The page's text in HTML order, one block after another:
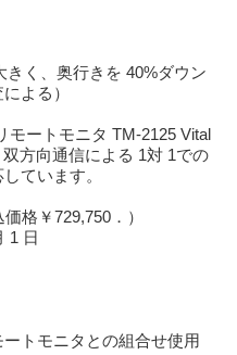
く、奥行きを 40%ダウン
よる）
モートモニタ TM-2125 Vital
方向通信による 1対 1での
ています。
格￥729,750．）
1 日
トモニタとの組合せ使用